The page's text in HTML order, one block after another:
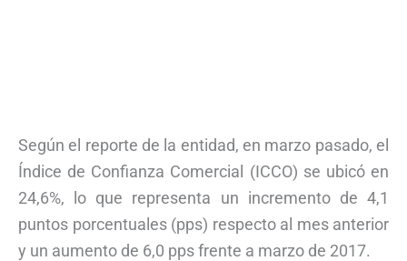
Según el reporte de la entidad, en marzo pasado, el
Índice de Confianza Comercial (ICCO) se ubicó en
24,6%, lo que representa un incremento de 4,1
puntos porcentuales (pps) respecto al mes anterior
y un aumento de 6,0 pps frente a marzo de 2017.